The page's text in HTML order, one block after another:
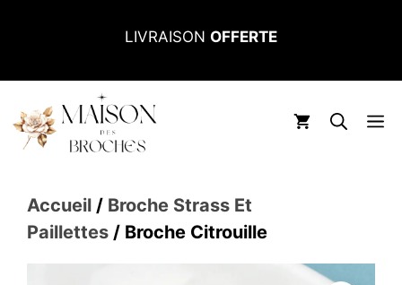
LIVRAISON OFFERTE
Accueil / Broche Strass Et
Paillettes / Broche Citrouille